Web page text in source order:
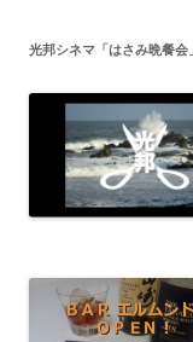
光邦シネマ「はさみ晩餐会」